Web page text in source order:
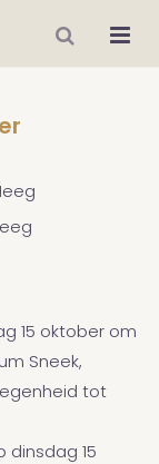
15 oktober om
Sneek,
tot
dinsdag 15